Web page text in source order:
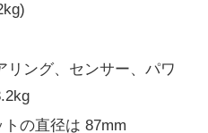
リング、センサー、パワ
の直径は 87mm